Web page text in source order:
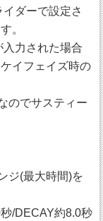
ダーで設定さ
。
力された場合
イフェイズ時の
のでサスティー
ジ(最大時間)を
/DECAY約8.0秒